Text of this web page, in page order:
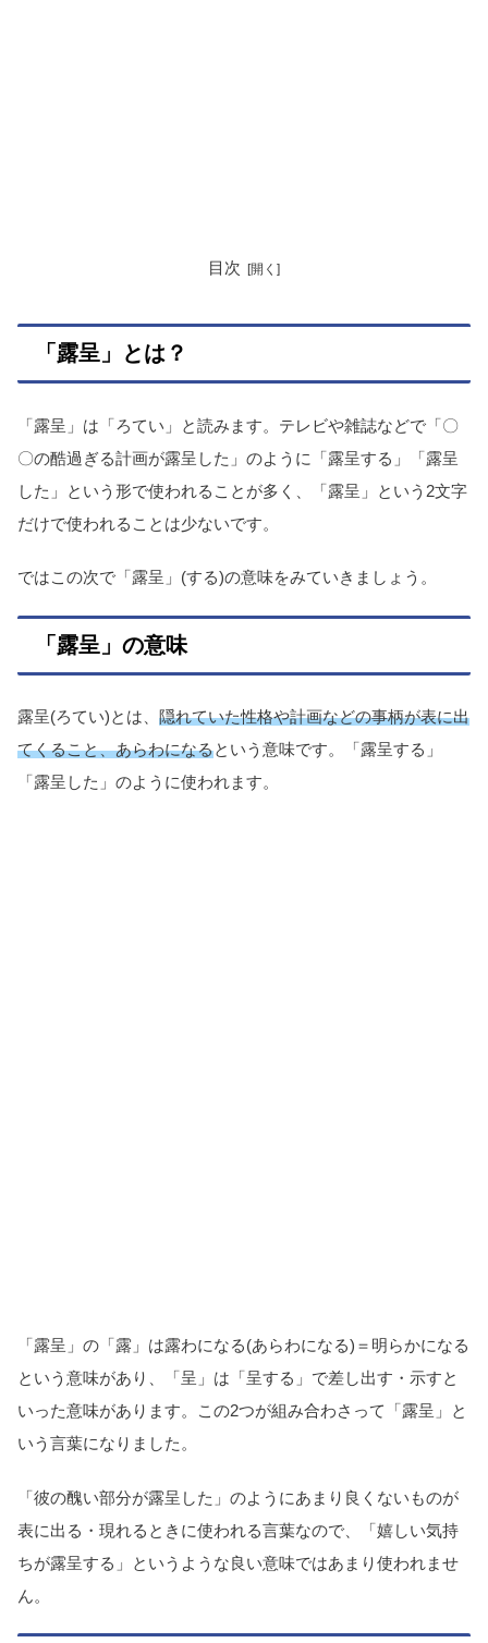
目次
「露呈」とは？
「露呈」は「ろてい」と読みます。テレビや雑誌などで「〇
〇の酷過ぎる計画が露呈した」のように「露呈する」「露呈
した」という形で使われることが多く、「露呈」という2文字
だけで使われることは少ないです。
ではこの次で「露呈」(する)の意味をみていきましょう。
「露呈」の意味
露呈(ろてい)とは、 隠れていた性格や計画などの事柄が表に出
てくること、あらわになるという意味です。「露呈する」
「露呈した」のように使われます。
「露呈」の「露」は露わになる(あらわになる)＝明らかになる
という意味があり、「呈」は「呈する」で差し出す・示すと
いった意味があります。この2つが組み合わさって「露呈」と
いう言葉になりました。
「彼の醜い部分が露呈した」のようにあまり良くないものが
表に出る・現れるときに使われる言葉なので、「嬉しい気持
ちが露呈する」というような良い意味ではあまり使われませ
ん。